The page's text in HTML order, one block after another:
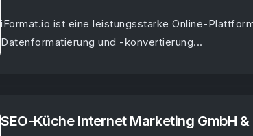
iFormat.io ist eine leistungsstarke Online-
Datenformatierung und -konvertierung...
SEO-Küche Internet Marketing GmbH &